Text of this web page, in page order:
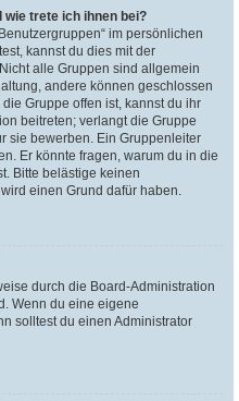
wie trete ich ihnen bei?
im persönlichen
kannst du dies mit der
alle Gruppen sind allgemein
andere können geschlossen
Gruppe offen ist, kannst du ihr
beitreten; verlangt die Gruppe
sie bewerben. Ein Gruppenleiter
Er könnte fragen, warum du in die
Bitte belästige keinen
einen Grund dafür haben.
durch die Board-Administration
Wenn du eine eigene
solltest du einen Administrator